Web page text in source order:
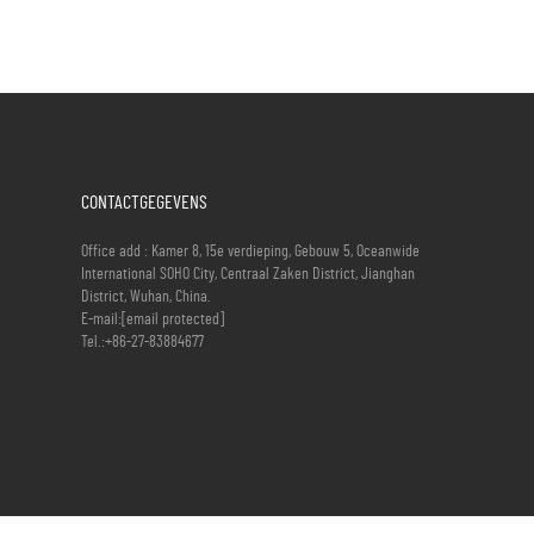
CONTACTGEGEVENS
Office add : Kamer 8, 15e verdieping, Gebouw 5, Oceanwide
International SOHO City, Centraal Zaken District, Jianghan
District, Wuhan, China.
E-mail: [email protected]
Tel.:+86-27-83884677